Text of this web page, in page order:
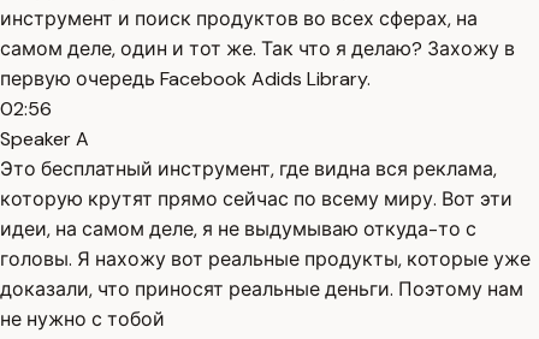
инструмент и поиск продуктов во всех сферах, на
самом деле, один и тот же. Так что я делаю? Захожу в
первую очередь Facebook Adids Library.
02:56
Speaker A
Это бесплатный инструмент, где видна вся реклама,
которую крутят прямо сейчас по всему миру. Вот эти
идеи, на самом деле, я не выдумываю откуда-то с
головы. Я нахожу вот реальные продукты, которые уже
доказали, что приносят реальные деньги. Поэтому нам
не нужно с тобой